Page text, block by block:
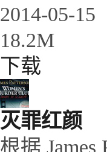
2014-05-15
18.2M
下载
灭罪红颜
根据 James